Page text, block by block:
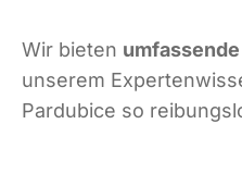
Wir bieten
unserem
Pardubice so